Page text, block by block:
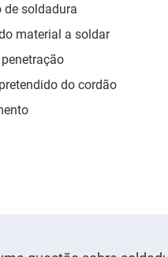
de soldadura
material a soldar
do cordão